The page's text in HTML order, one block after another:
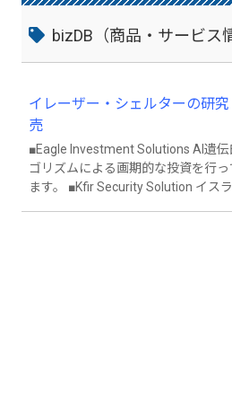
bizDB（商品・サービス
イレーザー・シェルターの研究
売
■Eagle Investment Solutions AI遺
ゴリズムによる画期的な投資を行っ
ます。 ■Kfir Security Solution イスラエル